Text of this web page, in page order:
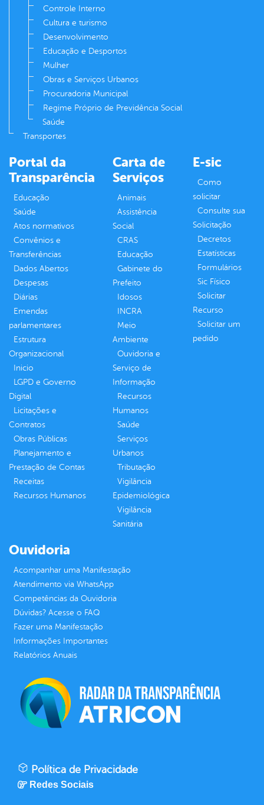
Controle Interno
Cultura e turismo
Desenvolvimento
Educação e Desportos
Mulher
Obras e Serviços Urbanos
Procuradoria Municipal
Regime Próprio de Previdência Social
Saúde
Transportes
Portal da
Transparência
Educação
Saúde
Atos normativos
Convênios e
Transferências
Dados Abertos
Despesas
Diárias
Emendas
parlamentares
Estrutura
Organizacional
Inicio
LGPD e Governo
Digital
Licitações e
Contratos
Obras Públicas
Planejamento e
Prestação de Contas
Receitas
Recursos Humanos
Carta de
Serviços
Animais
Assistência
Social
CRAS
Educação
Gabinete do
Prefeito
Idosos
INCRA
Meio
Ambiente
Ouvidoria e
Serviço de
Informação
Recursos
Humanos
Saúde
Serviços
Urbanos
Tributação
Vigilância
Epidemiológica
Vigilância
Sanitária
E-sic
Como
solicitar
Consulte sua
Solicitação
Decretos
Estatísticas
Formulários
Sic Físico
Solicitar
Recurso
Solicitar um
pedido
Ouvidoria
Acompanhar uma Manifestação
Atendimento via WhatsApp
Competências da Ouvidoria
Dúvidas? Acesse o FAQ
Fazer uma Manifestação
Informações Importantes
Relatórios Anuais
Política de Privacidade
Redes Sociais